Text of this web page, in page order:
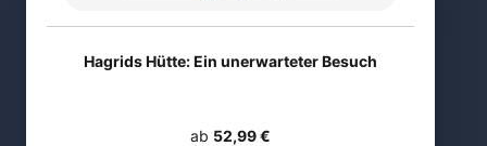
Hagrids Hütte: Ein unerwarteter Besuch
ab 52,99 €